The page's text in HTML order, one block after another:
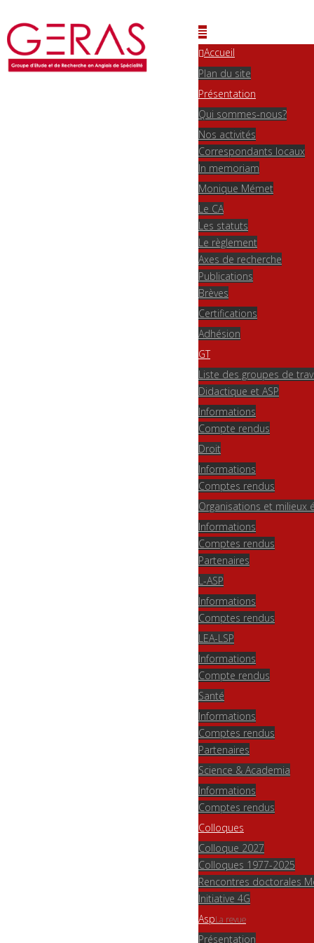
Accueil
Plan du site
Présentation
Qui sommes-nous?
Nos activités
Correspondants locaux
In memoriam
Monique Mémet
Le CA
Les statuts
Le règlement
Axes de recherche
Publications
Brèves
Certifications
Adhésion
GT
Liste des groupes de
Didactique et ASP
Informations
Compte rendus
Droit
Informations
Comptes rendus
Organisations et milieux
Informations
Comptes rendus
Partenaires
L-ASP
Informations
Comptes rendus
LEA-LSP
Informations
Compte rendus
Santé
Informations
Comptes rendus
Partenaires
Science & Academia
Informations
Comptes rendus
Colloques
Colloque 2027
Colloques 1977-2025
Rencontres doctorales
Initiative 4G
AspLa revue
Présentation